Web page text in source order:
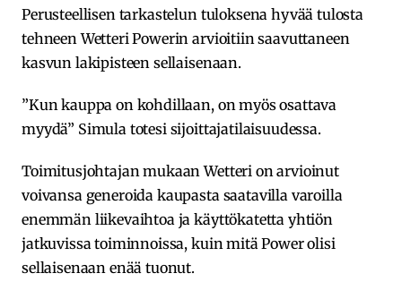
Perusteellisen tarkastelun tuloksena hyvää tulosta
tehneen Wetteri Powerin arvioitiin saavuttaneen
kasvun lakipisteen sellaisenaan.
”Kun kauppa on kohdillaan, on myös osattava
myydä” Simula totesi sijoittajatilaisuudessa.
Toimitusjohtajan mukaan Wetteri on arvioinut
voivansa generoida kaupasta saatavilla varoilla
enemmän liikevaihtoa ja käyttökatetta yhtiön
jatkuvissa toiminnoissa, kuin mitä Power olisi
sellaisenaan enää tuonut.